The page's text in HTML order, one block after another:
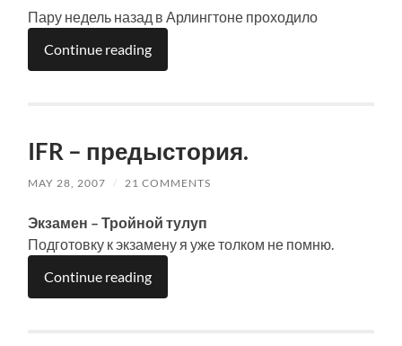
Пару недель назад в Арлингтоне проходило
Continue reading
IFR – предыстория.
MAY 28, 2007 / 21 COMMENTS
Экзамен – Тройной тулуп
Подготовку к экзамену я уже толком не помню.
Continue reading